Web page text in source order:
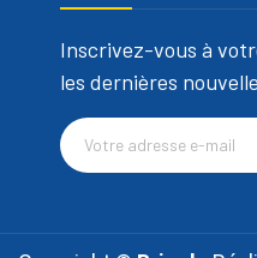
Inscrivez-vous à
les dernières